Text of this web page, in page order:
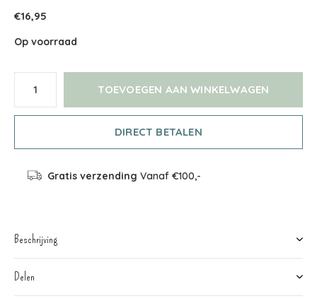
€16,95
Op voorraad
TOEVOEGEN AAN WINKELWAGEN
DIRECT BETALEN
Gratis verzending Vanaf €100,-
Beschrijving
Delen